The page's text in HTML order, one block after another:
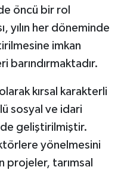
öncü bir rol
yılın her döneminde
imkan
barındırmaktadır.
kırsal karakterli
sosyal ve idari
geliştirilmiştir.
yönelmesini
projeler, tarımsal